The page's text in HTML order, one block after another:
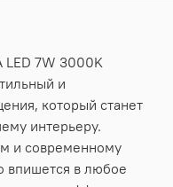
LED 7W 3000K
и
который станет
интерьеру.
и современному
впишется в любое